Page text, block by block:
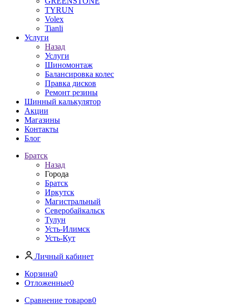
TYRUN
Volex
Tianli
Услуги
Назад
Услуги
Шиномонтаж
Балансировка колес
Правка дисков
Ремонт резины
Шинный калькулятор
Акции
Магазины
Контакты
Блог
Братск
Назад
Города
Братск
Иркутск
Магистральный
Северобайкальск
Тулун
Усть-Илимск
Усть-Кут
Личный кабинет
Корзина0
Отложенные0
Сравнение товаров0